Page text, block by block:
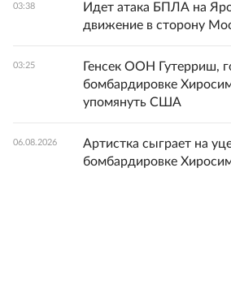
03:38
Идет атака БПЛА на
движение в сторону
03:25
Генсек ООН Гутерриш,
бомбардировке
упомянуть США
06.08.2026
Артистка сыграет на
бомбардировке